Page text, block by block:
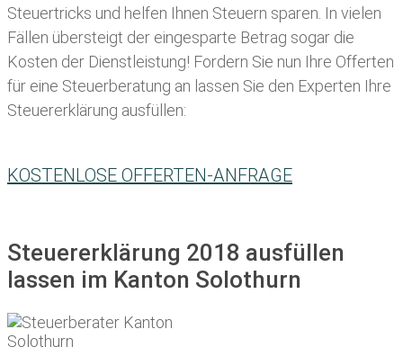
Steuertricks und helfen Ihnen Steuern sparen. In vielen
Fällen übersteigt der eingesparte Betrag sogar die
Kosten der Dienstleistung! Fordern Sie nun Ihre Offerten
für eine Steuerberatung an lassen Sie den Experten Ihre
Steuererklärung ausfüllen:
KOSTENLOSE OFFERTEN-ANFRAGE
Steuererklärung 2018 ausfüllen
lassen im Kanton Solothurn